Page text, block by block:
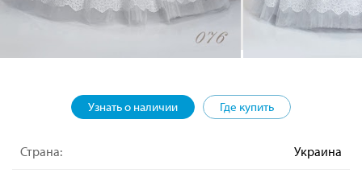
Узнать о наличии Где купить
Страна: Украина